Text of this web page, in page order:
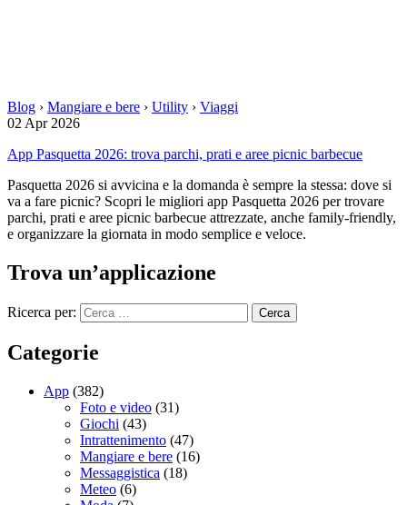
Blog › Mangiare e bere › Utility › Viaggi
02 Apr 2026
App Pasquetta 2026: trova parchi, prati e aree picnic barbecue
Pasquetta 2026 si avvicina e la domanda è sempre la stessa: dove si
va a fare picnic? Scopri le migliori app Pasquetta 2026 per trovare
parchi, prati e aree picnic barbecue attrezzate, anche family-friendly,
e organizzare la giornata in modo semplice e veloce.
Trova un’applicazione
Ricerca per:
Categorie
App (382)
Foto e video (31)
Giochi (43)
Intrattenimento (47)
Mangiare e bere (16)
Messaggistica (18)
Meteo (6)